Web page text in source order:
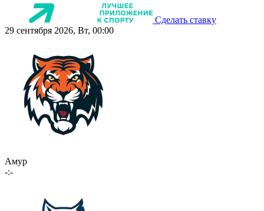
Сделать ставку
29 сентября 2026, Вт, 00:00
Амур
-:-